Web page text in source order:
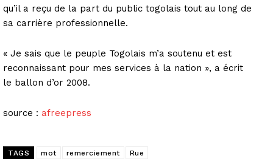
qu’il a reçu de la part du public togolais tout au long de
sa carrière professionnelle.
« Je sais que le peuple Togolais m’a soutenu et est
reconnaissant pour mes services à la nation », a écrit
le ballon d’or 2008.
source : afreepress
TAGS mot remerciement Rue